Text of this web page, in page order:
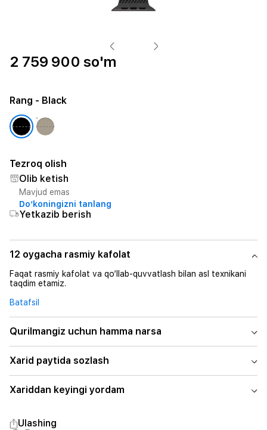
2 759 900 so'm
Rang - Black
Tezroq olish
Olib ketish
Mavjud emas
Do‘koningizni tanlang
Yetkazib berish
12 oygacha rasmiy kafolat
Faqat rasmiy kafolat va qo‘llab-quvvatlash bilan asl texnikani
taqdim etamiz.
Batafsil
Qurilmangiz uchun hamma narsa
Xarid paytida sozlash
Xariddan keyingi yordam
Ulashing